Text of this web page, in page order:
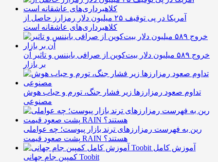
آمریکا در پی توقیف ۲۵ میلیون دلار رمزارز حاصل از
کلاهبرداری‌های عاشقانه است
خروج ۵۸۹ میلیون دلار بیت‌کوین از صرافی بایننس و تاثیر آن
بر بازار
تداوم صعود رمزارزها زیر فشار جنگ، تورم و حباب هوش
مصنوعی
رین به فهرست رمزارزهای ترند بازار پیوست؛ چه عواملی
پشت صعود قیمت RAIN هستند؟
آموزش کامل
کمپین جام جهانی Toobit